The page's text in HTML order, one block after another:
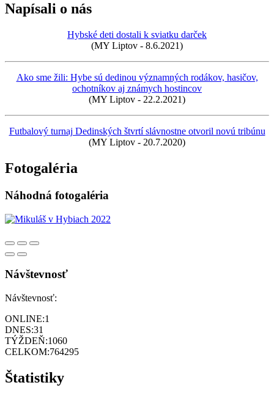
Napísali o nás
Hybské deti dostali k sviatku darček
(MY Liptov - 8.6.2021)
Ako sme žili: Hybe sú dedinou významných rodákov, hasičov,
ochotníkov aj známych hostincov
(MY Liptov - 22.2.2021)
Futbalový turnaj Dedinských štvrtí slávnostne otvoril novú tribúnu
(MY Liptov - 20.7.2020)
Fotogaléria
Náhodná fotogaléria
Návštevnosť
Návštevnosť:
ONLINE:1
DNES:31
TÝŽDEŇ:1060
CELKOM:764295
Štatistiky